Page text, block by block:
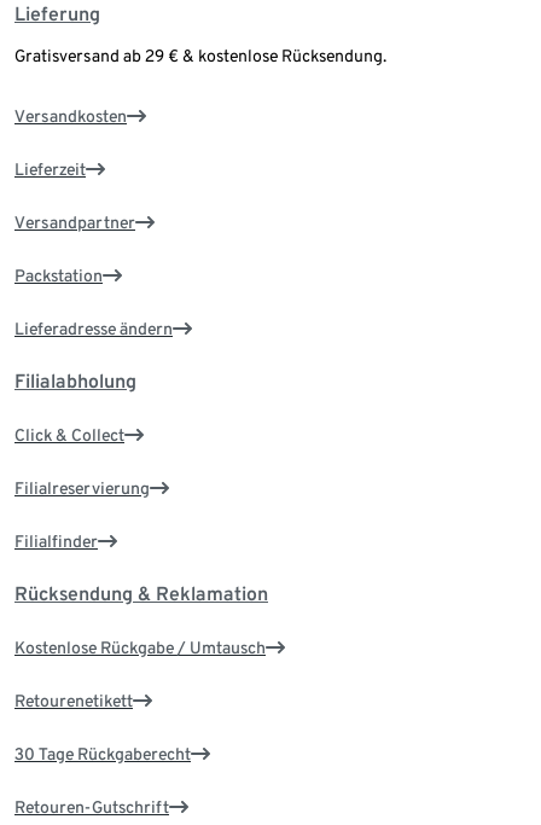
Lieferung
Gratisversand ab 29 € & kostenlose Rücksendung.
Versandkosten
Lieferzeit
Versandpartner
Packstation
Lieferadresse ändern
Filialabholung
Click & Collect
Filialreservierung
Filialfinder
Rücksendung & Reklamation
Kostenlose Rückgabe / Umtausch
Retourenetikett
30 Tage Rückgaberecht
Retouren-Gutschrift